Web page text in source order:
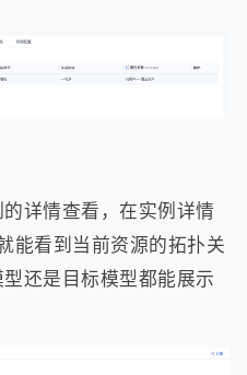
详情查看，在实例详情
能看到当前资源的拓扑关
还是目标模型都能展示